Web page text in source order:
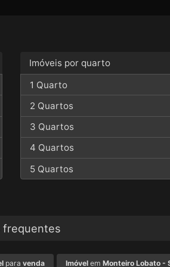
mudar fluxo de pagamento
floresta, comprar agio de
floresta, melhor localizacao
Imóveis por quarto
1 Quarto
2 Quartos
3 Quartos
4 Quartos
5 Quartos
frequentes
para venda Imóvel emMonteiro Lobato -